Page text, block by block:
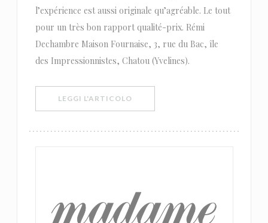
l’expérience est aussi originale qu’agréable. Le tout
pour un très bon rapport qualité-prix. Rémi
Dechambre Maison Fournaise, 3, rue du Bac, île
des Impressionnistes, Chatou (Yvelines).
LEGGI L'ARTICOLO((APRE UNA NUOVA FINESTRA))